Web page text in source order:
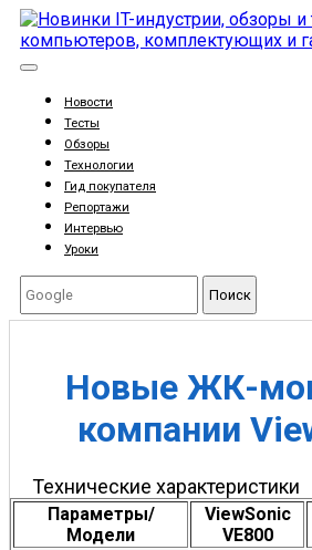
Новости
Тесты
Обзоры
Технологии
Гид покупателя
Репортажи
Интервью
Уроки
Поиск
Новые ЖК-
компании
Технические характеристики
Параметры/
Модели
ViewSonic
VE800